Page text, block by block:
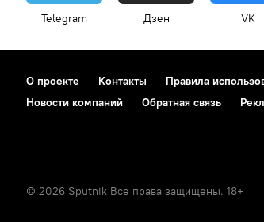
Telegram Дзен VK
О проекте Контакты Правила
Новости компаний
Обратная связь
© 2026 Sputnik Все права защищены. 18+